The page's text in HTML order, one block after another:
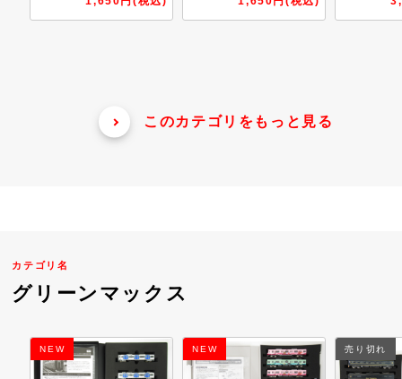
このカテゴリをもっと見る
カテゴリ名
グリーンマックス
NEW 売り切れ NEW